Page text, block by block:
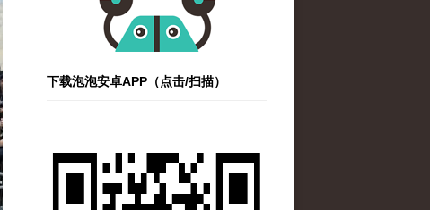
下载泡泡安卓APP（点击/扫描）